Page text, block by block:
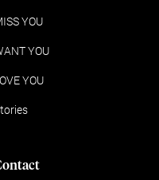
YOU
YOU
YOU